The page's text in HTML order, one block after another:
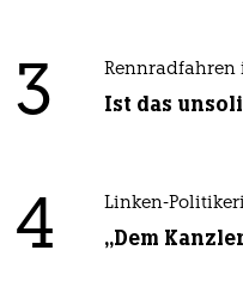
3 Rennradfahren
Ist das
4 Linken-
„Dem